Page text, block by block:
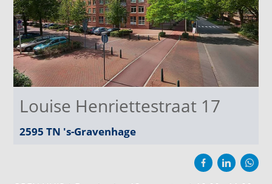
Louise Henriettestraat 17
2595 TN 's-Gravenhage